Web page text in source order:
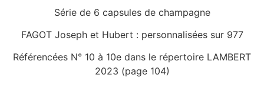
Série de 6 capsules de champagne
FAGOT Joseph et Hubert : personnalisées sur 977
Référencées N° 10 à 10e dans le répertoire LAMBERT
2023 (page 104)